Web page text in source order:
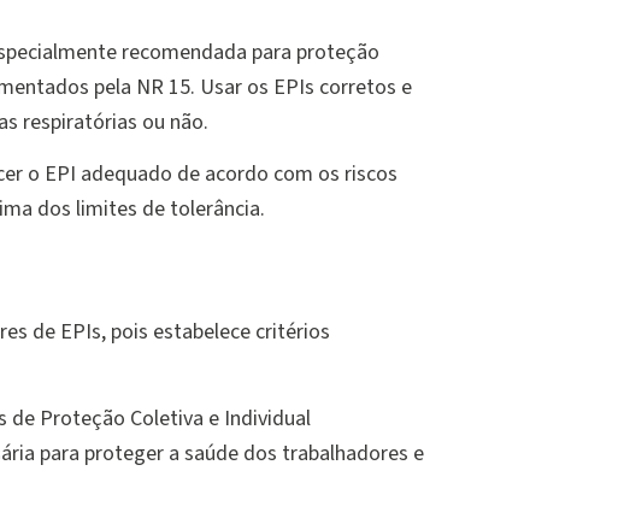
recomendada para proteção
pela NR 15. Usar os EPIs corretos e
respiratórias ou não.
o EPI adequado de acordo com os riscos
dos limites de tolerância.
de EPIs, pois estabelece critérios
de Proteção Coletiva e Individual
para proteger a saúde dos trabalhadores e